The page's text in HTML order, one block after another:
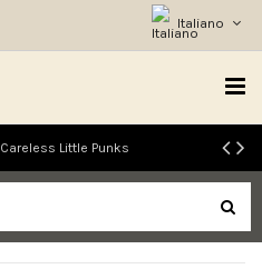
Italiano
Careless Little Punks